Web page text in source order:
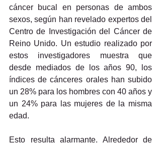
cáncer bucal en personas de ambos
sexos, según han revelado expertos del
Centro de Investigación del Cáncer de
Reino Unido. Un estudio realizado por
estos investigadores muestra que
desde mediados de los años 90, los
índices de cánceres orales han subido
un 28% para los hombres con 40 años y
un 24% para las mujeres de la misma
edad.
Esto resulta alarmante. Alrededor de